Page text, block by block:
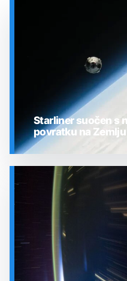
SVEMIR
Starliner suočen s
povratku na Zemlju